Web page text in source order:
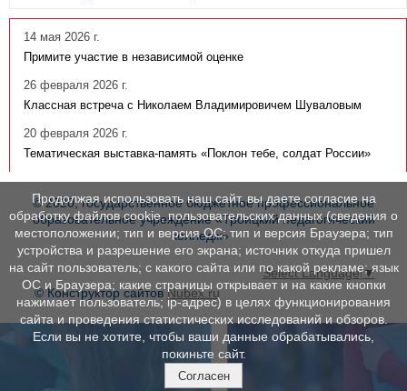
14 мая 2026 г.
Примите участие в независимой оценке
26 февраля 2026 г.
Классная встреча с Николаем Владимировичем Шуваловым
20 февраля 2026 г.
Тематическая выставка-память «Поклон тебе, солдат России»
© 2020, государственное бюджетное профессиональное
образовательное учреждение «Троицкий педагогический
колледж»
Select Language▼
© Конструктор сайтовNubex.ru
Продолжая использовать наш сайт, вы даете согласие на
обработку файлов cookie, пользовательских данных (сведения о
местоположении; тип и версия ОС; тип и версия Браузера; тип
устройства и разрешение его экрана; источник откуда пришел
на сайт пользователь; с какого сайта или по какой рекламе; язык
ОС и Браузера; какие страницы открывает и на какие кнопки
нажимает пользователь; ip-адрес) в целях функционирования
сайта и проведения статистических исследований и обзоров.
Если вы не хотите, чтобы ваши данные обрабатывались,
покиньте сайт.
Согласен